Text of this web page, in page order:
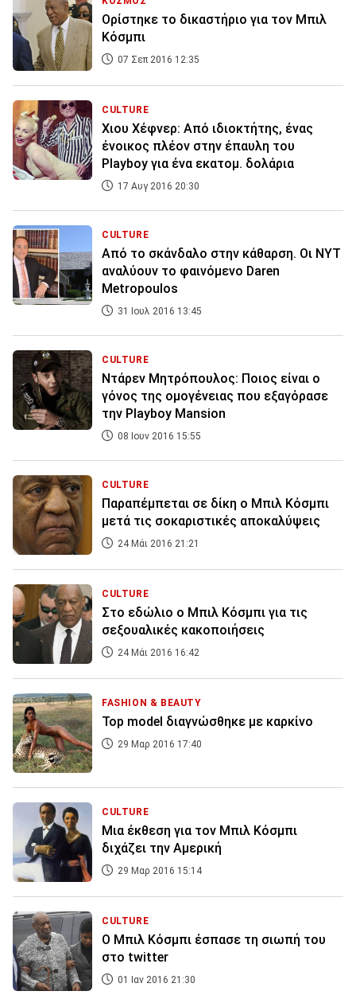
Ορίστηκε το δικαστήριο για τον Μπιλ
Κόσμπι
07 Σεπ 2016 12:35
CULTURE
Xιου Χέφνερ: Από ιδιοκτήτης, ένας
ένοικος πλέον στην έπαυλη του
Playboy για ένα εκατομ. δολάρια
17 Αυγ 2016 20:30
CULTURE
Aπό το σκάνδαλο στην κάθαρση. Οι ΝΥΤ
αναλύουν το φαινόμενο Daren
Metropoulos
31 Ιουλ 2016 13:45
CULTURE
Ντάρεν Μητρόπουλος: Ποιος είναι ο
γόνος της ομογένειας που εξαγόρασε
την Playboy Mansion
08 Ιουν 2016 15:55
CULTURE
Παραπέμπεται σε δίκη ο Μπιλ Κόσμπι
μετά τις σοκαριστικές αποκαλύψεις
24 Μάι 2016 21:21
CULTURE
Στο εδώλιο ο Μπιλ Κόσμπι για τις
σεξουαλικές κακοποιήσεις
24 Μάι 2016 16:42
FASHION & BEAUTY
Top model διαγνώσθηκε με καρκίνο
29 Μαρ 2016 17:40
CULTURE
Μια έκθεση για τον Μπιλ Κόσμπι
διχάζει την Αμερική
29 Μαρ 2016 15:14
CULTURE
Ο Μπιλ Κόσμπι έσπασε τη σιωπή του
στο twitter
01 Ιαν 2016 21:30